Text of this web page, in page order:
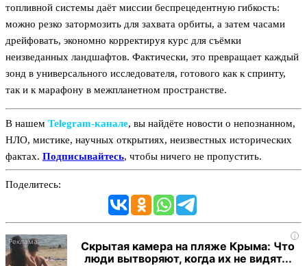
топливной системы даёт миссии беспрецедентную гибкость:
можно резко затормозить для захвата орбиты, а затем часами
дрейфовать, экономно корректируя курс для съёмки
неизведанных ландшафтов. Фактически, это превращает каждый
зонд в универсального исследователя, готового как к спринту,
так и к марафону в межпланетном пространстве.
В нашем Telegram‑канале, вы найдёте новости о непознанном,
НЛО, мистике, научных открытиях, неизвестных исторических
фактах. Подписывайтесь, чтобы ничего не пропустить.
Поделитесь:
i
Скрытая камера на пляже Крыма: Что
люди вытворяют, когда их не видят...